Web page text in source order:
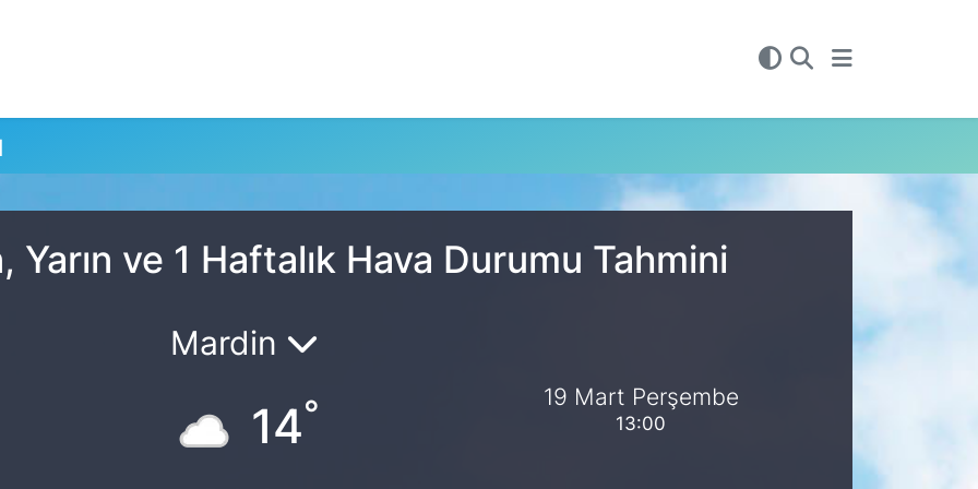
Yarın ve 1 Haftalık Hava Durumu Tahmini
Mardin
14° 19 Mart Perşembe
13:00